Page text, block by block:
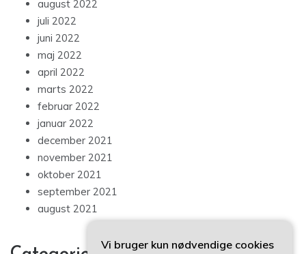
august 2022
juli 2022
juni 2022
maj 2022
april 2022
marts 2022
februar 2022
januar 2022
december 2021
november 2021
oktober 2021
september 2021
august 2021
Vi bruger kun nødvendige cookies